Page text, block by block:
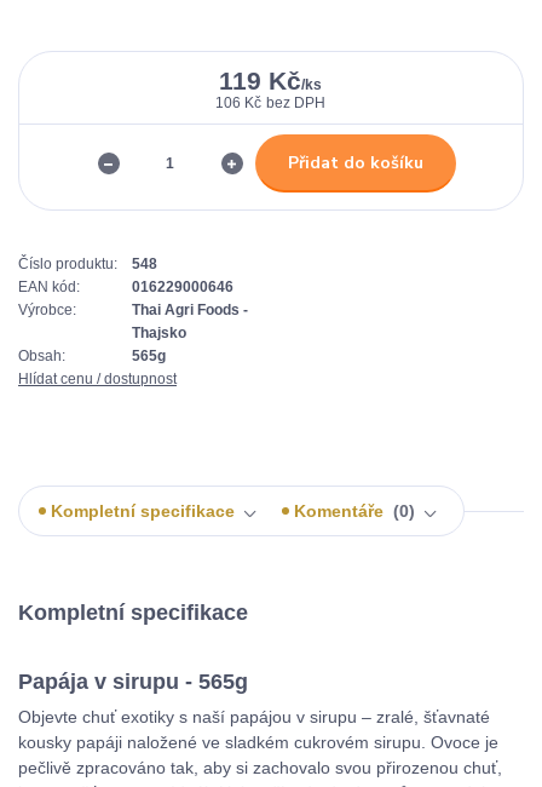
119 Kč/ks
106 Kč bez DPH
Přidat do košíku
Číslo produktu:
548
EAN kód:
016229000646
Výrobce:
Thai Agri Foods -
Thajsko
Obsah:
565g
Hlídat cenu / dostupnost
Kompletní specifikace Komentáře 0
Kompletní specifikace
Papája v sirupu - 565g
Objevte chuť exotiky s naší papájou v sirupu – zralé, šťavnaté
kousky papáji naložené ve sladkém cukrovém sirupu. Ovoce je
pečlivě zpracováno tak, aby si zachovalo svou přirozenou chuť,